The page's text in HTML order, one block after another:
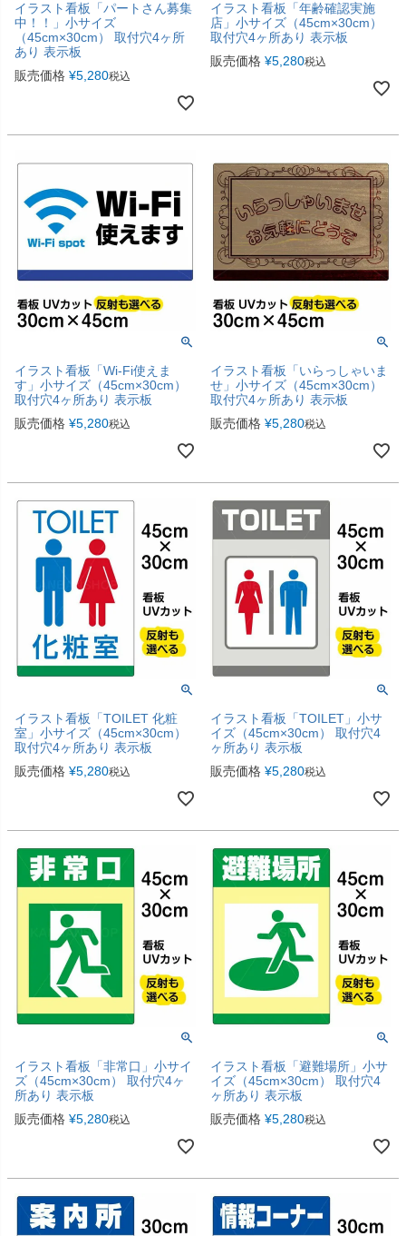
イラスト看板「パートさん募集
中！！」小サイズ
（45cm×30cm） 取付穴4ヶ所
あり 表示板
販売価格 ¥5,280税込
イラスト看板「年齢確認実施
店」小サイズ（45cm×30cm）
取付穴4ヶ所あり 表示板
販売価格 ¥5,280税込
イラスト看板「Wi-Fi使えま
す」小サイズ（45cm×30cm）
取付穴4ヶ所あり 表示板
販売価格 ¥5,280税込
イラスト看板「いらっしゃいま
せ」小サイズ（45cm×30cm）
取付穴4ヶ所あり 表示板
販売価格 ¥5,280税込
イラスト看板「TOILET 化粧
室」小サイズ（45cm×30cm）
取付穴4ヶ所あり 表示板
販売価格 ¥5,280税込
イラスト看板「TOILET」小サ
イズ（45cm×30cm） 取付穴4
ヶ所あり 表示板
販売価格 ¥5,280税込
イラスト看板「非常口」小サイ
ズ（45cm×30cm） 取付穴4ヶ
所あり 表示板
販売価格 ¥5,280税込
イラスト看板「避難場所」小サ
イズ（45cm×30cm） 取付穴4
ヶ所あり 表示板
販売価格 ¥5,280税込